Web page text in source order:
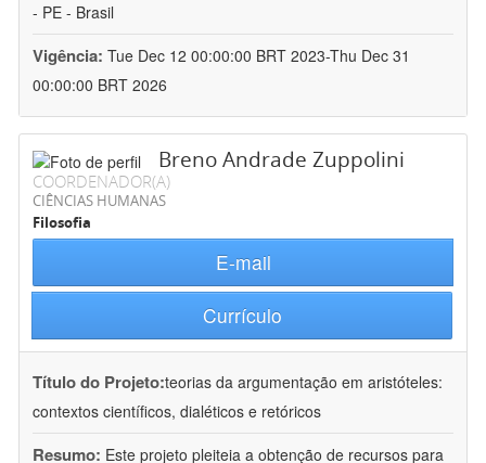
- PE - Brasil
Vigência: Tue Dec 12 00:00:00 BRT 2023-Thu Dec 31
00:00:00 BRT 2026
Breno Andrade Zuppolini
COORDENADOR(A)
CIÊNCIAS HUMANAS
Filosofia
E-mail
Currículo
Título do Projeto:teorias da argumentação em aristóteles:
contextos científicos, dialéticos e retóricos
Resumo: Este projeto pleiteia a obtenção de recursos para